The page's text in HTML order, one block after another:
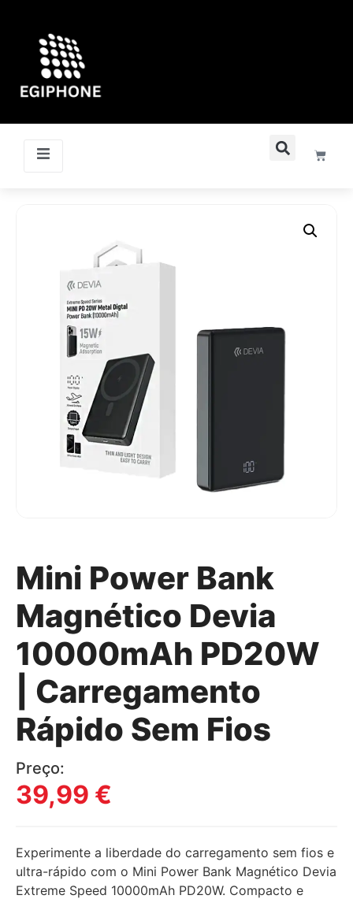
Mini Power Bank
Magnético Devia
10000mAh PD20W
| Carregamento
Rápido Sem Fios
Preço:
39,99 €
Experimente a liberdade do carregamento sem fios e
ultra-rápido com o Mini Power Bank Magnético Devia
Extreme Speed 10000mAh PD20W. Compacto e